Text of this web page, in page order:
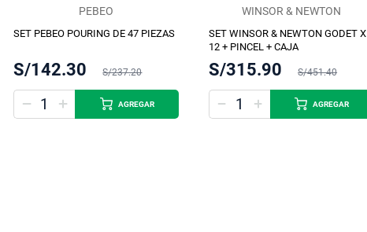
PEBEO
SET PEBEO POURING DE 47 PIEZAS
S/142.30 S/237.20
AGREGAR
WINSOR & NEWTON
SET WINSOR & NEWTON GODET X
12 + PINCEL + CAJA
S/315.90 S/451.40
AGREGAR